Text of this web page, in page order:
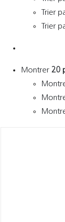
Trier
Trier
Montrer 20